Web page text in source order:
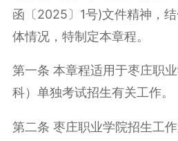
函〔2025〕1号)文件精神，
体情况，特制定本章程。
第一条 本章程适用于枣庄职
科）单独考试招生有关工作。
第二条 枣庄职业学院招生工